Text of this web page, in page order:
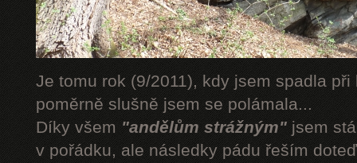
Je tomu rok (9/2011), kdy jsem spadla
poměrně slušně jsem se polámala...
Díky všem "andělům strážným" jsem
v pořádku, ale následky pádu řeším doteď